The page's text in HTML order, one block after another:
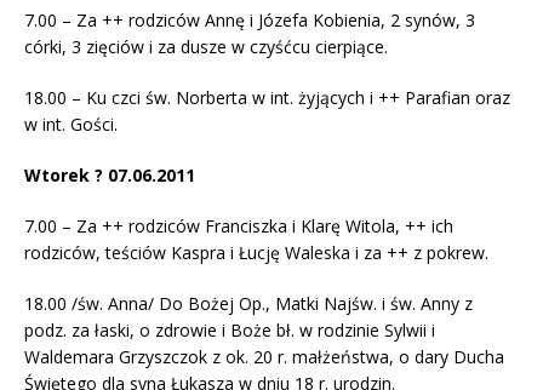
7.00 – Za ++ rodziców Annę i Józefa Kobienia, 2 synów, 3
córki, 3 zięciów i za dusze w czyśćcu cierpiące.
18.00 – Ku czci św. Norberta w int. żyjących i ++ Parafian oraz
w int. Gości.
Wtorek ? 07.06.2011
7.00 – Za ++ rodziców Franciszka i Klarę Witola, ++ ich
rodziców, teściów Kaspra i Łucję Waleska i za ++ z pokrew.
18.00 /św. Anna/ Do Bożej Op., Matki Najśw. i św. Anny z
podz. za łaski, o zdrowie i Boże bł. w rodzinie Sylwii i
Waldemara Grzyszczok z ok. 20 r. małżeństwa, o dary Ducha
Świętego dla syna Łukasza w dniu 18 r. urodzin.